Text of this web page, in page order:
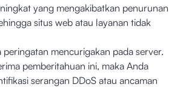
yang mengakibatkan penurunan
situs web atau layanan tidak
peringatan mencurigakan pada server.
pemberitahuan ini, maka Anda
serangan DDoS atau ancaman